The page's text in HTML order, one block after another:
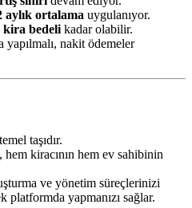
aylık ortalama uygulanıyor.
kira bedeli kadar olabilir.
yapılmalı, nakit ödemeler
taşıdır.
kiracının hem ev sahibinin
ve yönetim süreçlerinizi
yapmanızı sağlar.